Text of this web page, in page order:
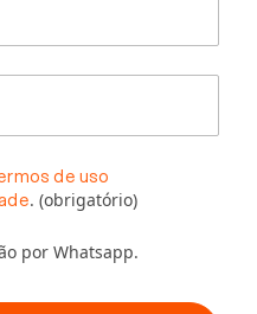
de uso
. (obrigatório)
por Whatsapp.